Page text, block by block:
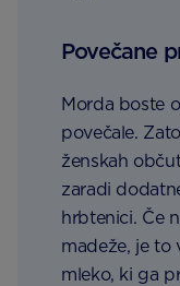
Povečane
Morda boste
povečale.
ženskah
zaradi
hrbtenici. Če
madeže, je to
mleko, ki ga